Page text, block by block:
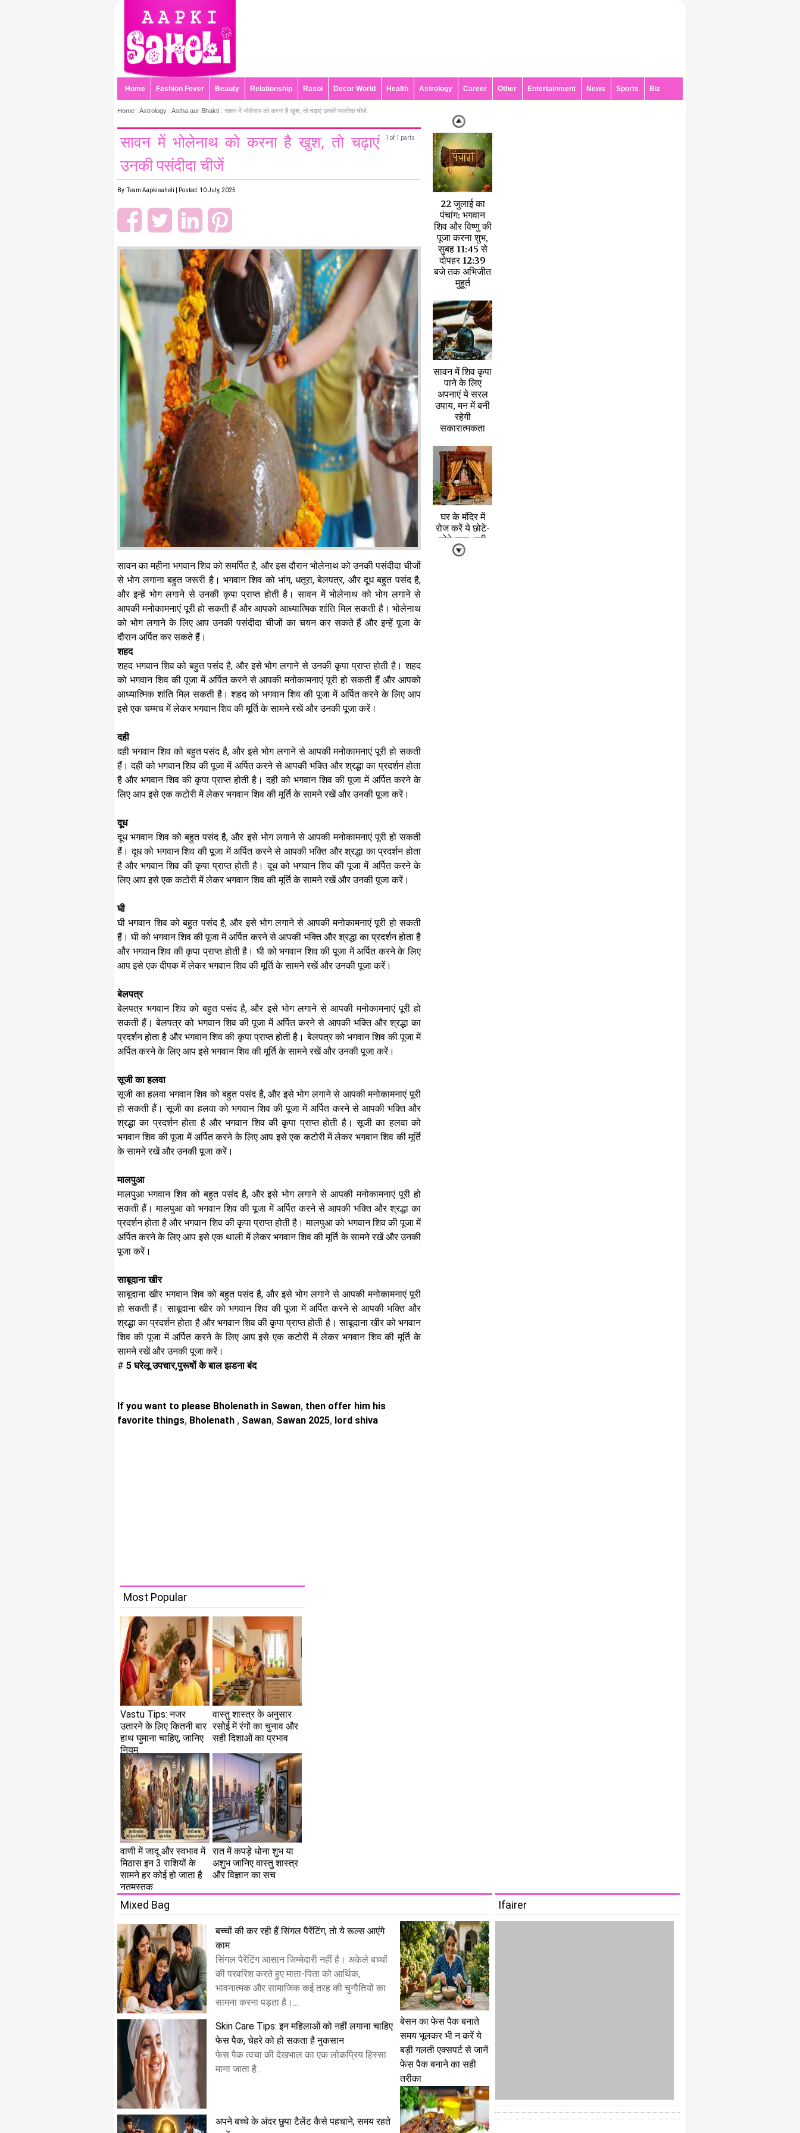
Home Fashion Fever Beauty Relationship Rasoi Decor World Health Astrology Career Other Entertainment News Sports Biz
Home : Astrology : Astha aur Bhakti : सावन में भोलेनाथ को करना है खुश, तो चढ़ाएं उनकी पसंदीदा चीजें
1 of 1 parts
सावन में भोलेनाथ को करना है खुश, तो चढ़ाएं
उनकी पसंदीदा चीजें
By: Team Aapkisaheli | Posted: 10 July, 2025
सावन का महीना भगवान शिव को समर्पित है, और इस दौरान भोलेनाथ को उनकी पसंदीदा चीजों
से भोग लगाना बहुत जरूरी है। भगवान शिव को भांग, धतूरा, बेलपत्र, और दूध बहुत पसंद है,
और इन्हें भोग लगाने से उनकी कृपा प्राप्त होती है। सावन में भोलेनाथ को भोग लगाने से
आपकी मनोकामनाएं पूरी हो सकती हैं और आपको आध्यात्मिक शांति मिल सकती है। भोलेनाथ
को भोग लगाने के लिए आप उनकी पसंदीदा चीजों का चयन कर सकते हैं और इन्हें पूजा के
दौरान अर्पित कर सकते हैं।
शहद
शहद भगवान शिव को बहुत पसंद है, और इसे भोग लगाने से उनकी कृपा प्राप्त होती है। शहद
को भगवान शिव की पूजा में अर्पित करने से आपकी मनोकामनाएं पूरी हो सकती हैं और आपको
आध्यात्मिक शांति मिल सकती है। शहद को भगवान शिव की पूजा में अर्पित करने के लिए आप
इसे एक चम्मच में लेकर भगवान शिव की मूर्ति के सामने रखें और उनकी पूजा करें।
दही
दही भगवान शिव को बहुत पसंद है, और इसे भोग लगाने से आपकी मनोकामनाएं पूरी हो सकती
हैं। दही को भगवान शिव की पूजा में अर्पित करने से आपकी भक्ति और श्रद्धा का प्रदर्शन होता
है और भगवान शिव की कृपा प्राप्त होती है। दही को भगवान शिव की पूजा में अर्पित करने के
लिए आप इसे एक कटोरी में लेकर भगवान शिव की मूर्ति के सामने रखें और उनकी पूजा करें।
दूध
दूध भगवान शिव को बहुत पसंद है, और इसे भोग लगाने से आपकी मनोकामनाएं पूरी हो सकती
हैं। दूध को भगवान शिव की पूजा में अर्पित करने से आपकी भक्ति और श्रद्धा का प्रदर्शन होता
है और भगवान शिव की कृपा प्राप्त होती है। दूध को भगवान शिव की पूजा में अर्पित करने के
लिए आप इसे एक कटोरी में लेकर भगवान शिव की मूर्ति के सामने रखें और उनकी पूजा करें।
घी
घी भगवान शिव को बहुत पसंद है, और इसे भोग लगाने से आपकी मनोकामनाएं पूरी हो सकती
हैं। घी को भगवान शिव की पूजा में अर्पित करने से आपकी भक्ति और श्रद्धा का प्रदर्शन होता है
और भगवान शिव की कृपा प्राप्त होती है। घी को भगवान शिव की पूजा में अर्पित करने के लिए
आप इसे एक दीपक में लेकर भगवान शिव की मूर्ति के सामने रखें और उनकी पूजा करें।
बेलपत्र
बेलपत्र भगवान शिव को बहुत पसंद है, और इसे भोग लगाने से आपकी मनोकामनाएं पूरी हो
सकती हैं। बेलपत्र को भगवान शिव की पूजा में अर्पित करने से आपकी भक्ति और श्रद्धा का
प्रदर्शन होता है और भगवान शिव की कृपा प्राप्त होती है। बेलपत्र को भगवान शिव की पूजा में
अर्पित करने के लिए आप इसे भगवान शिव की मूर्ति के सामने रखें और उनकी पूजा करें।
सूजी का हलवा
सूजी का हलवा भगवान शिव को बहुत पसंद है, और इसे भोग लगाने से आपकी मनोकामनाएं पूरी
हो सकती हैं। सूजी का हलवा को भगवान शिव की पूजा में अर्पित करने से आपकी भक्ति और
श्रद्धा का प्रदर्शन होता है और भगवान शिव की कृपा प्राप्त होती है। सूजी का हलवा को
भगवान शिव की पूजा में अर्पित करने के लिए आप इसे एक कटोरी में लेकर भगवान शिव की मूर्ति
के सामने रखें और उनकी पूजा करें।
मालपुआ
मालपुआ भगवान शिव को बहुत पसंद है, और इसे भोग लगाने से आपकी मनोकामनाएं पूरी हो
सकती हैं। मालपुआ को भगवान शिव की पूजा में अर्पित करने से आपकी भक्ति और श्रद्धा का
प्रदर्शन होता है और भगवान शिव की कृपा प्राप्त होती है। मालपुआ को भगवान शिव की पूजा में
अर्पित करने के लिए आप इसे एक थाली में लेकर भगवान शिव की मूर्ति के सामने रखें और उनकी
पूजा करें।
साबूदाना खीर
साबूदाना खीर भगवान शिव को बहुत पसंद है, और इसे भोग लगाने से आपकी मनोकामनाएं पूरी
हो सकती हैं। साबूदाना खीर को भगवान शिव की पूजा में अर्पित करने से आपकी भक्ति और
श्रद्धा का प्रदर्शन होता है और भगवान शिव की कृपा प्राप्त होती है। साबूदाना खीर को भगवान
शिव की पूजा में अर्पित करने के लिए आप इसे एक कटोरी में लेकर भगवान शिव की मूर्ति के
सामने रखें और उनकी पूजा करें।
# 5 घरेलू उपचार,पुरूषों के बाल झडना बंद
If you want to please Bholenath in Sawan, then offer him his
favorite things, Bholenath , Sawan, Sawan 2025, lord shiva
22 जुलाई का
पंचांग: भगवान
शिव और विष्णु की
पूजा करना शुभ,
सुबह 11:45 से
दोपहर 12:39
बजे तक अभिजीत
मुहूर्त
सावन में शिव कृपा
पाने के लिए
अपनाएं ये सरल
उपाय, मन में बनी
रहेगी
सकारात्मकता
घर के मंदिर में
रोज करें ये छोटे-
छोटे काम, बनी
रहेगी सुख-शांति
Most Popular
Vastu Tips: नजर
उतारने के लिए कितनी बार
हाथ घुमाना चाहिए, जानिए
नियम
वास्तु शास्त्र के अनुसार
रसोई में रंगों का चुनाव और
सही दिशाओं का प्रभाव
वाणी में जादू और स्वभाव में
मिठास इन 3 राशियों के
सामने हर कोई हो जाता है
नतमस्तक
रात में कपड़े धोना शुभ या
अशुभ जानिए वास्तु शास्त्र
और विज्ञान का सच
Mixed Bag
बच्चों की कर रही हैं सिंगल पैरेंटिंग, तो ये रूल्स आएंगे
काम
सिंगल पैरेंटिंग आसान जिम्मेदारी नहीं है। अकेले बच्चों
की परवरिश करते हुए माता-पिता को आर्थिक,
भावनात्मक और सामाजिक कई तरह की चुनौतियों का
सामना करना पड़ता है।...
Skin Care Tips: इन महिलाओं को नहीं लगाना चाहिए
फेस पैक, चेहरे को हो सकता है नुकसान
फेस पैक त्वचा की देखभाल का एक लोकप्रिय हिस्सा
माना जाता है...
अपने बच्चे के अंदर छुपा टैलेंट कैसे पहचाने, समय रहते
बेसन का फेस पैक बनाते
समय भूलकर भी न करें ये
बड़ी गलती एक्सपर्ट से जानें
फेस पैक बनाने का सही
तरीका
Ifairer